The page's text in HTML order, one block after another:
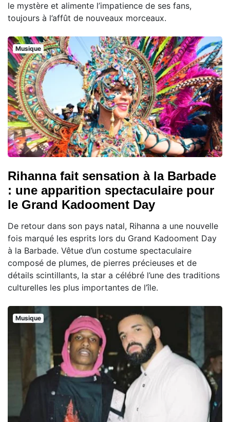
le mystère et alimente l’impatience de ses fans,
toujours à l’affût de nouveaux morceaux.
Musique
Rihanna fait sensation à la Barbade
: une apparition spectaculaire pour
le Grand Kadooment Day
De retour dans son pays natal, Rihanna a une nouvelle
fois marqué les esprits lors du Grand Kadooment Day
à la Barbade. Vêtue d’un costume spectaculaire
composé de plumes, de pierres précieuses et de
détails scintillants, la star a célébré l’une des traditions
culturelles les plus importantes de l’île.
Musique